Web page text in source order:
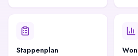
Stappenplan